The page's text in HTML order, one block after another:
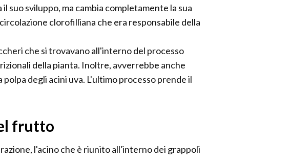
suo sviluppo, ma cambia completamente la sua
clorofilliana che era responsabile della
che si trovavano all'interno del processo
della pianta. Inoltre, avverrebbe anche
degli acini uva. L'ultimo processo prende il
frutto
l'acino che è riunito all'interno dei grappoli